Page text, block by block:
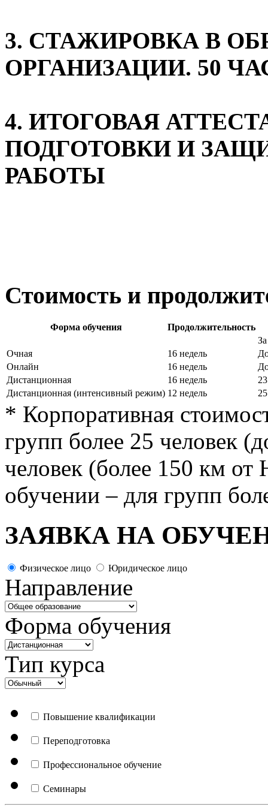
3. СТАЖИРОВКА В
ОРГАНИЗАЦИИ. 50
4. ИТОГОВАЯ
ПОДГОТОВКИ И
РАБОТЫ
Стоимость и
Форма обучения
Продолжительность
Очная
16 недель
Онлайн
16 недель
Дистанционная
16 недель
Дистанционная (интенсивный режим) 12 недель
* Корпоративная
групп более 25 человек
человек (более 150 км
обучении – для групп
ЗАЯВКА НА
Физическое лицо Юридическое лицо
Направление
Форма обучения
Тип курса
Повышение квалификации
Переподготовка
Профессиональное обучение
Семинары